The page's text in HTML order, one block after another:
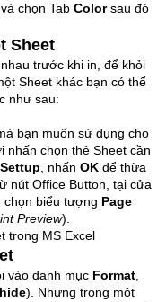
chọn Tab Colorsau đó
Sheet
trước khi in, để khỏi
Sheet khác bạn có thể
như sau:
bạn muốn sử dụng cho
nhấn chọn thẻ Sheet cần
, nhấn OK để thừa
nút Office Button, tại cửa
chọn biểu tượng Page
Preview).
vào danh mục Format
). Nhưng trong một